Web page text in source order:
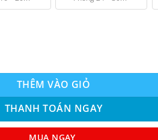
₫ 8.750.000.
RT18-DF-BT Non inveter số lượng
THÊM VÀO GIỎ
THANH TOÁN NGAY
MUA NGAY